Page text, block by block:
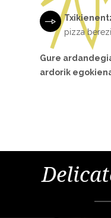
pizza
Gure
ardorik